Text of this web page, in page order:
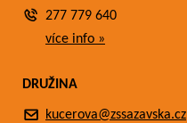
277 779 640
více info »
DRUŽINA
kucerova@zssazavska.cz